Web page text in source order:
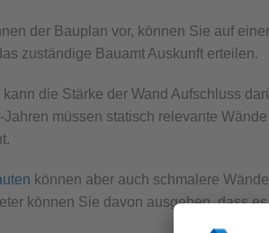
der Bauplan vor, können Sie auf
zuständige Bauamt Auskunft erteilen.
kann die Stärke der Wand Aufschluss
Jahren müssen statisch relevante
können aber auch schmalere
können Sie davon ausgehen, dass